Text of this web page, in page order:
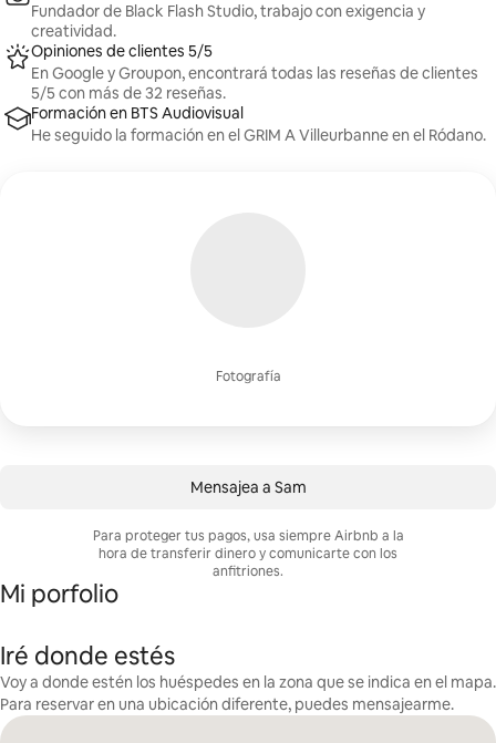
Fotografía
Fundador de Black Flash Studio, trabajo con exigencia y
creatividad.
Opiniones de clientes 5/5
En Google y Groupon, encontrará todas las reseñas de clientes
5/5 con más de 32 reseñas.
Formación en BTS Audiovisual
He seguido la formación en el GRIM A Villeurbanne en el Ródano.
Mensajea a Sam
Para proteger tus pagos, usa siempre Airbnb a la
hora de transferir dinero y comunicarte con los
anfitriones.
Mi porfolio
Iré donde estés
Voy a donde estén los huéspedes en la zona que se indica en el mapa.
Para reservar en una ubicación diferente, puedes mensajearme.